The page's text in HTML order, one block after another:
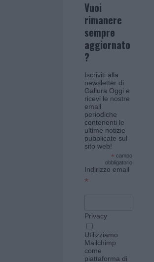
Vuoi
rimanere
sempre
aggiornato
?
Iscriviti alla
newsletter di
Gallura Oggi e
ricevi le nostre
email
periodiche
contenenti le
ultime notizie
pubblicate sul
sito web!
* campo
obbligatorio
Indirizzo email
*
Privacy
Utilizziamo
Mailchimp
come
piattaforma di